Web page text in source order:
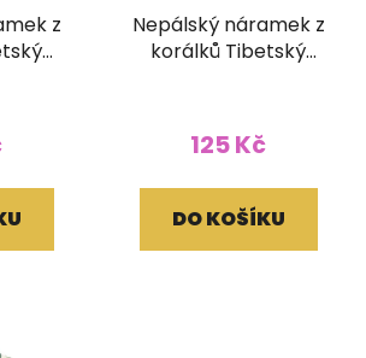
z
Nepálský náramek z
korálků Tibetský
125 Kč
DO KOŠÍKU